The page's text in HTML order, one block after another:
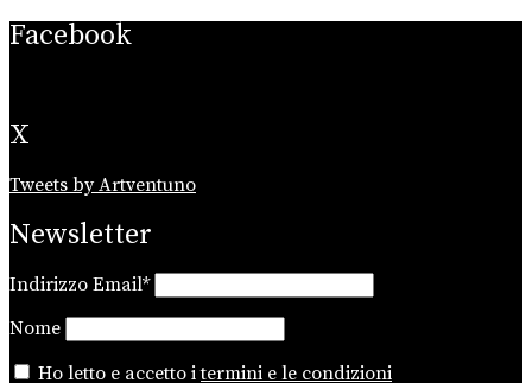
Facebook
X
Tweets by Artventuno
Newsletter
Indirizzo Email*
Nome
Ho letto e accetto itermini e le condizioni